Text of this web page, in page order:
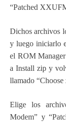
“Patched
Dichos archivos
y luego iniciarlo
el ROM
a Install zip y
llamado “Choose
Elige los
Modem” y